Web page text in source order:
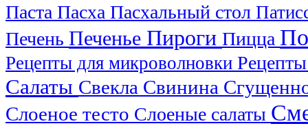
Паста Пасха Пасхальный стол
Печень Печенье Пироги Пицца
Рецепты для микроволновки
Салаты Свекла Свинина
Слоеное тесто Слоеные салаты